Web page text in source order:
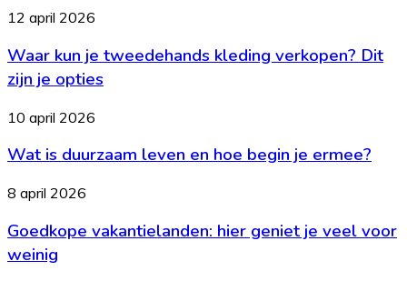
en
welke
leeftijd
het?
Waar
je
tweedehands
kleding
Dit
zijn
je
12 april 2026
Waar kun je tweedehands kleding verkopen? Dit
zijn je opties
Wat
duurzaam
en
hoe
begin
je
ermee?
10 april 2026
Wat is duurzaam leven en hoe begin je ermee?
Goedkope
hier
geniet
je
8 april 2026
Goedkope vakantielanden: hier geniet je veel voor
weinig